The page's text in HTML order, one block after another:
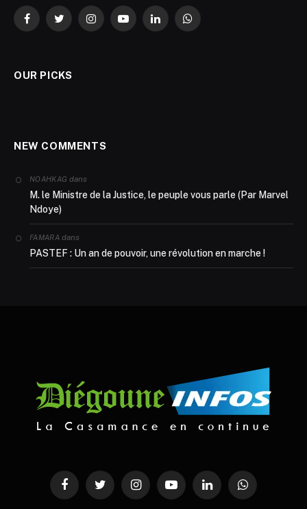
FacebookTwitterInstagramYouTubeLinkedInWhatsApp
OUR PICKS
NEW COMMENTS
NOAHKAG dans
M. le Ministre de la Justice, le peuple vous parle (Par Marvel
Ndoye)
FAMARAdans
PASTEF : Un an de pouvoir, une révolution en marche !
FacebookTwitter InstagramYouTubeLinkedInWhatsApp